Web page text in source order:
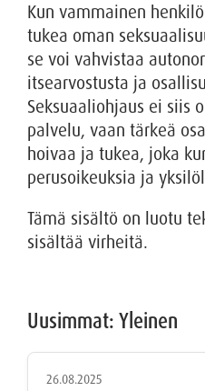
Kun vammainen
tukea oman
se voi vahvistaa
itsearvostusta ja
Seksuaaliohjaus ei siis
palvelu, vaan tärkeä
hoivaa ja tukea, joka
perusoikeuksia ja
Tämä sisältö on luotu
sisältää virheitä.
Uusimmat: Yleinen
26.08.2025